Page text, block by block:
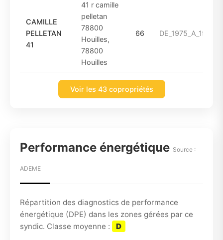
CAMILLE
PELLETAN
41
41 r camille
pelletan
78800
Houilles,
78800
Houilles
66 DE_1975_A_1993
Voir les 43 copropriétés
Performance énergétique Source :
ADEME
Répartition des diagnostics de performance
énergétique (DPE) dans les zones gérées par ce
syndic. Classe moyenne :
D